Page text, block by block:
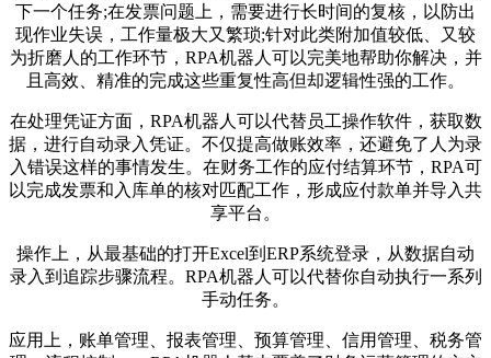
下一个任务;在发票问题上，需要进行长时间的复核，以防出
现作业失误，工作量极大又繁琐;针对此类附加值较低、又较
为折磨人的工作环节，RPA机器人可以完美地帮助你解决，并
且高效、精准的完成这些重复性高但却逻辑性强的工作。
在处理凭证方面，RPA机器人可以代替员工操作软件，获取数
据，进行自动录入凭证。不仅提高做账效率，还避免了人为录
入错误这样的事情发生。在财务工作的应付结算环节，RPA可
以完成发票和入库单的核对匹配工作，形成应付款单并导入共
享平台。
操作上，从最基础的打开Excel到ERP系统登录，从数据自动
录入到追踪步骤流程。RPA机器人可以代替你自动执行一系列
手动任务。
应用上，账单管理、报表管理、预算管理、信用管理、税务管